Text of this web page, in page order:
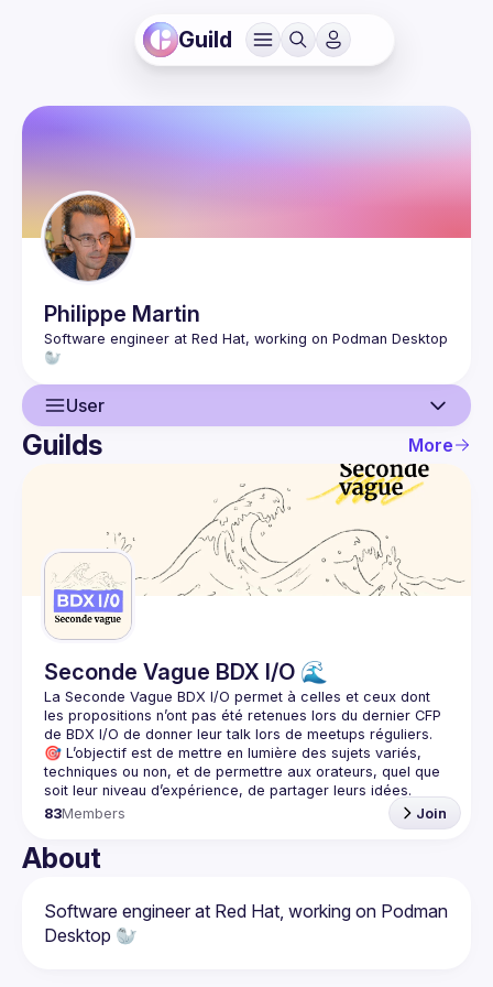
Guild
Philippe Martin
Software engineer at Red Hat, working on Podman Desktop
User
User
Guilds More
Seconde Vague BDX I/O 🌊
La Seconde Vague BDX I/O permet à celles et ceux dont
les propositions n’ont pas été retenues lors du dernier CFP
de BDX I/O de donner leur talk lors de meetups réguliers.
🎯 L’objectif est de mettre en lumière des sujets variés,
techniques ou non, et de permettre aux orateurs, quel que
83Members Join
About
Software engineer at Red Hat, working on Podman